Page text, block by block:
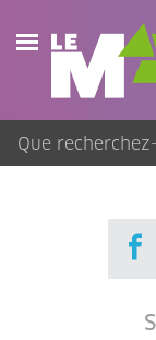
Actualités
Agenda
Publications